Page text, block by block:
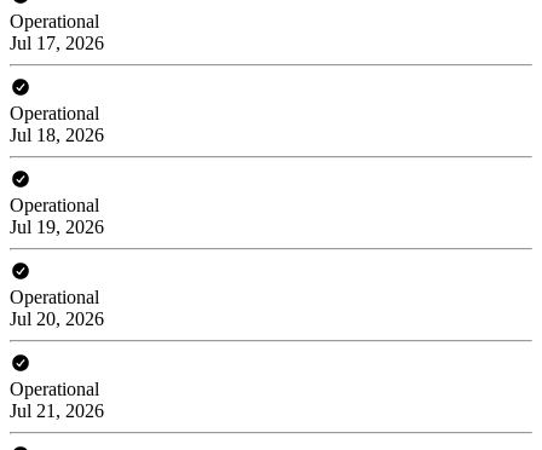
Operational
Jul 17, 2026
Operational
Jul 18, 2026
Operational
Jul 19, 2026
Operational
Jul 20, 2026
Operational
Jul 21, 2026